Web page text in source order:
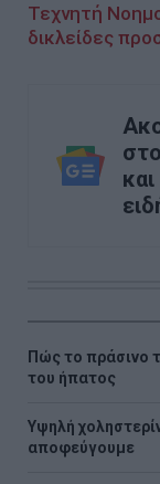
Τεχνητή
δικλείδες
Πώς το πράσινο
του ήπατος
Υψηλή
αποφεύγουμε